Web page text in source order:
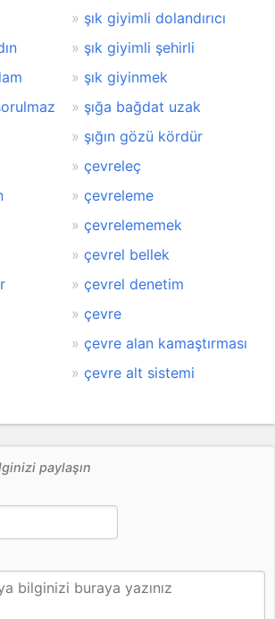
şık giyimli dolandırıcı
şık giyimli şehirli
şık giyinmek
şığa bağdat uzak
şığın gözü kördür
çevreleç
çevreleme
çevrelememek
çevrel bellek
çevrel denetim
çevre
çevre alan kamaştırması
çevre alt sistemi
paylaşın